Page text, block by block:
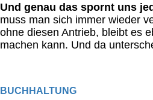
Und genau das spornt uns
muss man sich immer wieder
ohne diesen Antrieb, bleibt es
machen kann. Und da
BUCHHALTUNG